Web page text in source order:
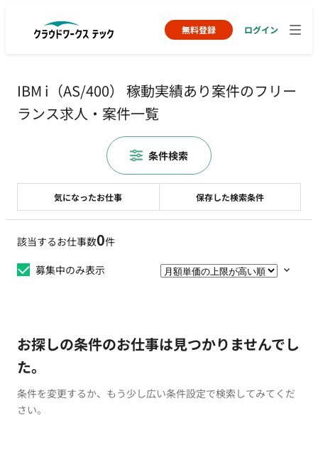
無料登録 ログイン
IBM i（AS/400） 稼動実績あり案件のフリー
ランス求人・案件一覧
該当するお仕事数0件
募集中のみ表示
お探しの条件のお仕事は見つかりませんでし
た。
条件を変更するか、もう少し広い条件設定で検索してみてくだ
さい。
気になったお仕事 保存した検索条件
条件検索